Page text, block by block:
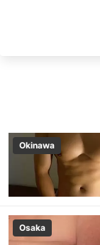
Okinawa
Osaka